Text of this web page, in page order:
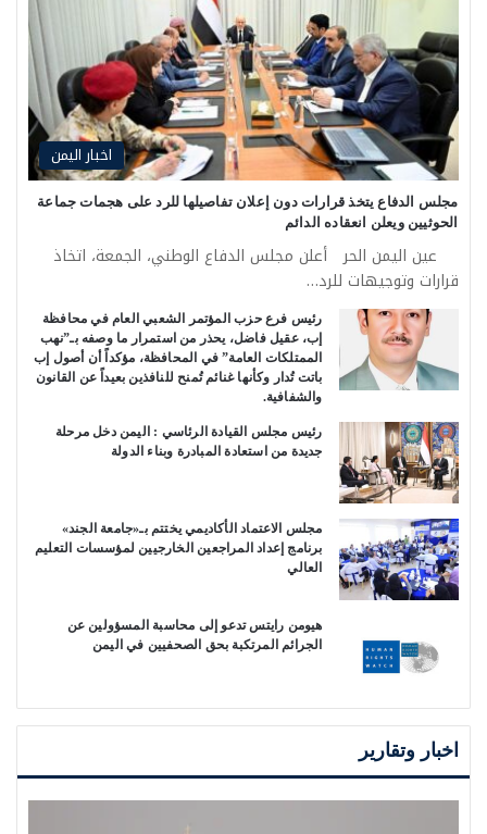
اخبار اليمن
مجلس الدفاع يتخذ قرارات دون إعلان تفاصيلها للرد على هجمات جماعة
الحوثيين ويعلن انعقاده الدائم
عين اليمن الحر أعلن مجلس الدفاع الوطني، الجمعة، اتخاذ
قرارات وتوجيهات للرد…
رئيس فرع حزب المؤتمر الشعبي العام في محافظة
إب، عقيل فاضل، يحذر من استمرار ما وصفه بـ”نهب
الممتلكات العامة” في المحافظة، مؤكداً أن أصول إب
باتت تُدار وكأنها غنائم تُمنح للنافذين بعيداً عن القانون
والشفافية.
رئيس مجلس القيادة الرئاسي : اليمن دخل مرحلة
جديدة من استعادة المبادرة وبناء الدولة
مجلس الاعتماد الأكاديمي يختتم بـ«جامعة الجند»
برنامج إعداد المراجعين الخارجيين لمؤسسات التعليم
العالي
هيومن رايتس تدعو إلى محاسبة المسؤولين عن
الجرائم المرتكبة بحق الصحفيين في اليمن
اخبار وتقارير